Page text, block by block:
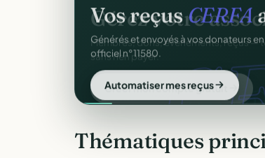
Vos reçusCERFA
Générés et envoyés à vos donateurs
officiel n°11580.
Automatiser mes reçus
Thématiques